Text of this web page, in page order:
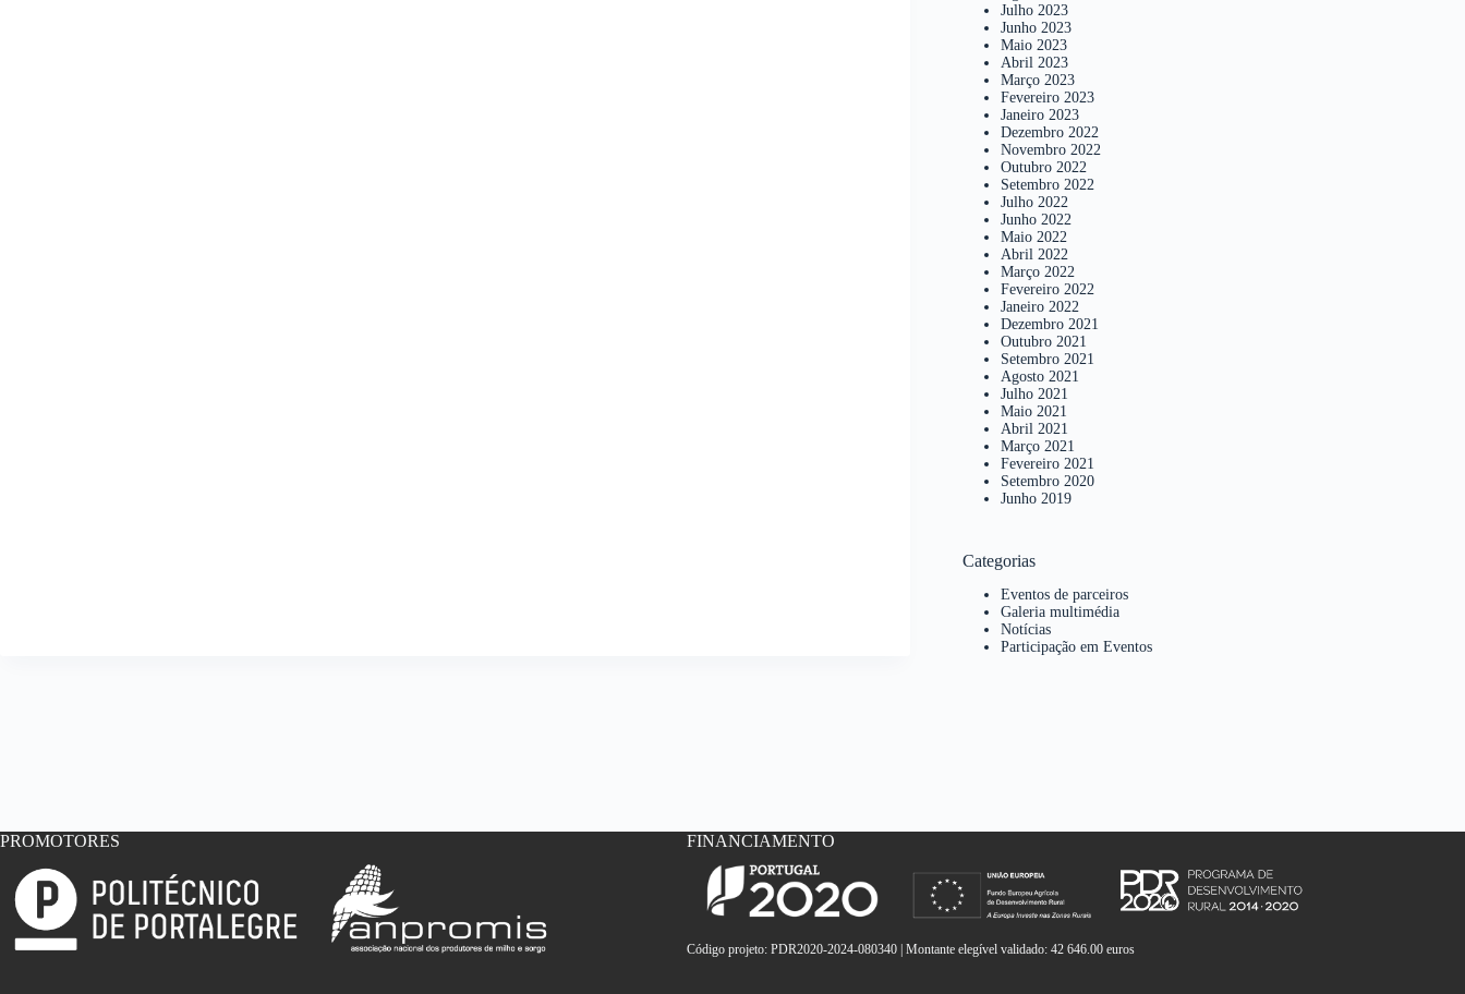
Julho 2023
Junho 2023
Maio 2023
Abril 2023
Março 2023
Fevereiro 2023
Janeiro 2023
Dezembro 2022
Novembro 2022
Outubro 2022
Setembro 2022
Julho 2022
Junho 2022
Maio 2022
Abril 2022
Março 2022
Fevereiro 2022
Janeiro 2022
Dezembro 2021
Outubro 2021
Setembro 2021
Agosto 2021
Julho 2021
Maio 2021
Abril 2021
Março 2021
Fevereiro 2021
Setembro 2020
Junho 2019
Categorias
Eventos de parceiros
Galeria multimédia
Notícias
Participação em Eventos
PROMOTORES FINANCIAMENTO
Código projeto: PDR2020-2024-080340 | Montante elegível validado: 42 646.00 euros